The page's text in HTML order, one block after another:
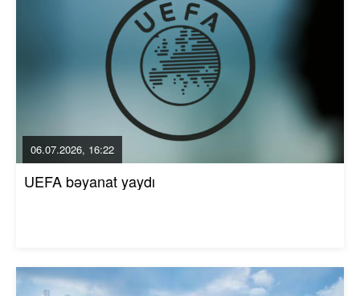
06.07.2026, 16:22
UEFA bəyanat yaydı